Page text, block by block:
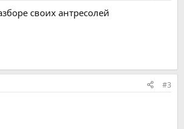
своих антресолей
#3